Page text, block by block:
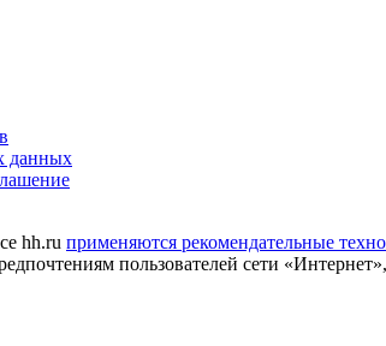
данных
hh.ru применяются рекомендательные
пользователей сети